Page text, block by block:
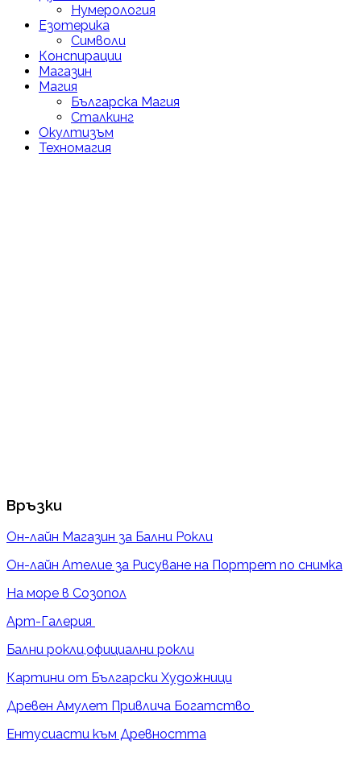
Нумерология
Езотерика
Символи
Конспирации
Магазин
Магия
Българска Магия
Сталкинг
Окултизъм
Техномагия
Връзки
Он-лайн Магазин за Бални Рокли
Он-лайн Ателие за Рисуване на Портрет по снимка
На море в Созопол
Арт-Галерия
Бални рокли,официални рокли
Картини от Български Художници
Древен Амулет Привлича Богатство
Ентусиасти към Древността